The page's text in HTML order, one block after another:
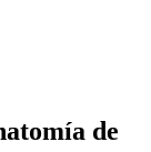
de